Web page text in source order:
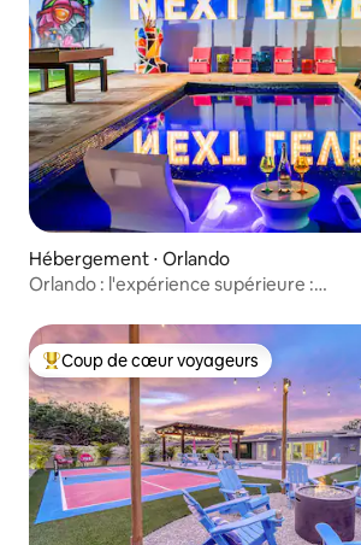
Hébergement ⋅ Orlando
Orlando : l'expérience supérieure :
Coups de cœur voyageurs les plus
Coup de cœur voyageurs